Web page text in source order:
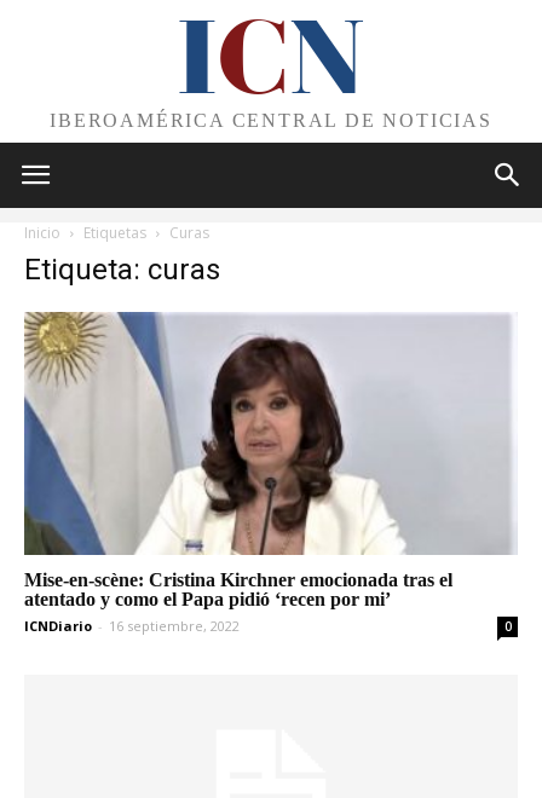
ICN
IBEROAMÉRICA CENTRAL DE NOTICIAS
Inicio Etiquetas Curas
Etiqueta: curas
Mise-en-scène: Cristina Kirchner emocionada tras el
atentado y como el Papa pidió ‘recen por mi’
ICNDiario - 16 septiembre, 2022 0